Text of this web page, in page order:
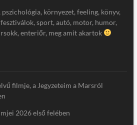
környezet, feeling, könyv,
sport, autó, motor, humor,
enteriőr, meg amit akartok
filmje, a Jegyzeteim a Marsról
2026 első felében